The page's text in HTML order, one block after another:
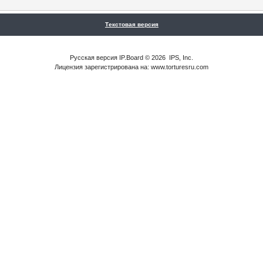
Текстовая версия
Русская версия IP.Board© 2026 IPS, Inc
Лицензия зарегистрирована на: www.torturesru.com